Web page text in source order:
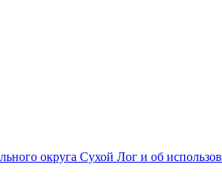
округа Сухой Лог и об